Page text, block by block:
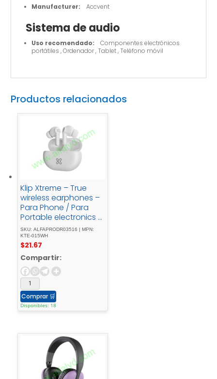
Manufacturer: Accvent
Sistema de audio
Uso recomendado: Componentes electrónicos
portátiles , Ordenador , Tablet , Teléfono móvil
Productos relacionados
Klip Xtreme – True
wireless earphones –
Para Phone / Para
Portable electronics /
Para Tablet -
Wireless17Hrs - IPX -
White
SKU: ALFAPRODR03516 | MPN:
KTE-015WH
$21.67
Compartir:
Comprar 🛒
Disponibles: 18